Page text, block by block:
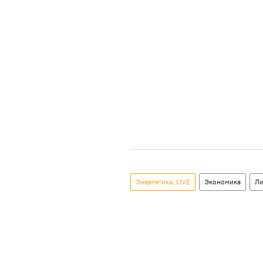
Энергетика. LIVE Экономика